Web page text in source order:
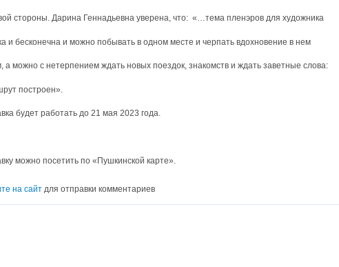
стороны. Дарина Геннадьевна уверена, что: «…тема пленэров для художника
и бесконечна и можно побывать в одном месте и черпать вдохновение в нем
а можно с нетерпением ждать новых поездок, знакомств и ждать заветные слова:
построен».
будет работать до 21 мая 2023 года.
можно посетить по «Пушкинской карте».
на сайт для отправки комментариев